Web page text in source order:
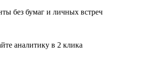
без бумаг и личных встреч
аналитику в 2 клика